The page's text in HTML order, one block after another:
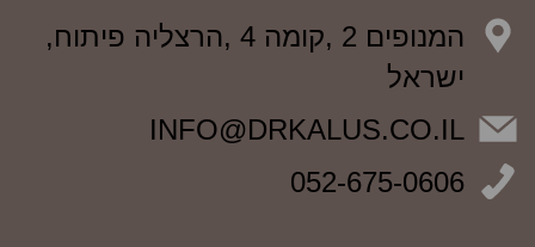
המנופים 2 ,קומה 4 ,הרצליה פיתוח,
ישראל
INFO@DRKALUS.CO.IL
052-675-0606